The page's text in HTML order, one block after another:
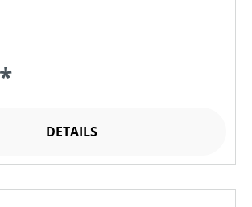
DETAILS